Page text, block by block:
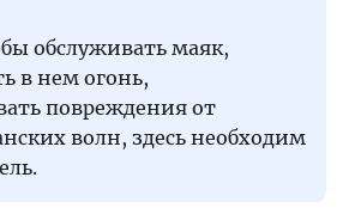
обслуживать маяк,
в нем огонь,
повреждения от
волн, здесь необходим